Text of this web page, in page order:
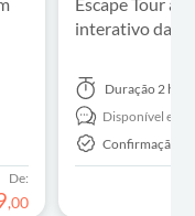
De:
,00
interativo da
Duração 2
Disponível em:
Confirmação